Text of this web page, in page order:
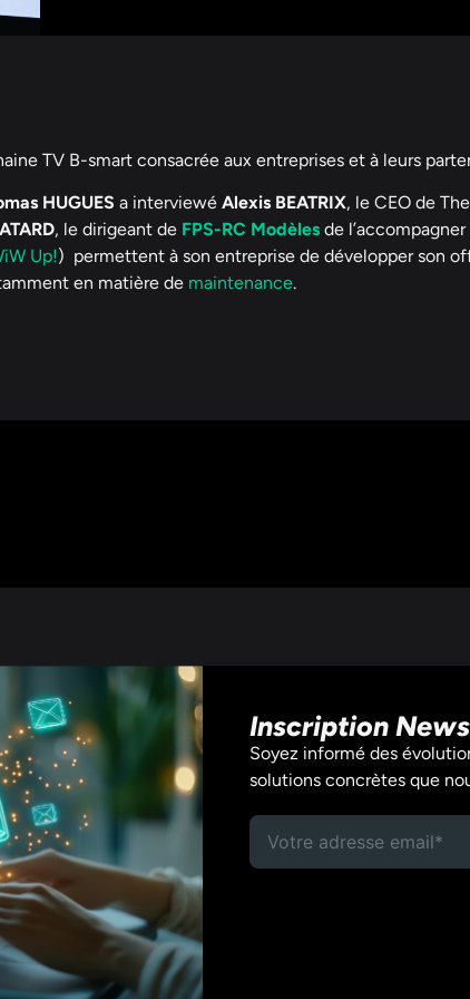
TV B-smart consacrée aux entreprises et à leurs
HUGUES a interviewé Alexis BEATRIX, le CEO de
, le dirigeant de FPS-RC Modèles de
Up!) permettent à son entreprise de développer son
en matière de maintenance.
Inscription
Soyez informé des
solutions concrètes que